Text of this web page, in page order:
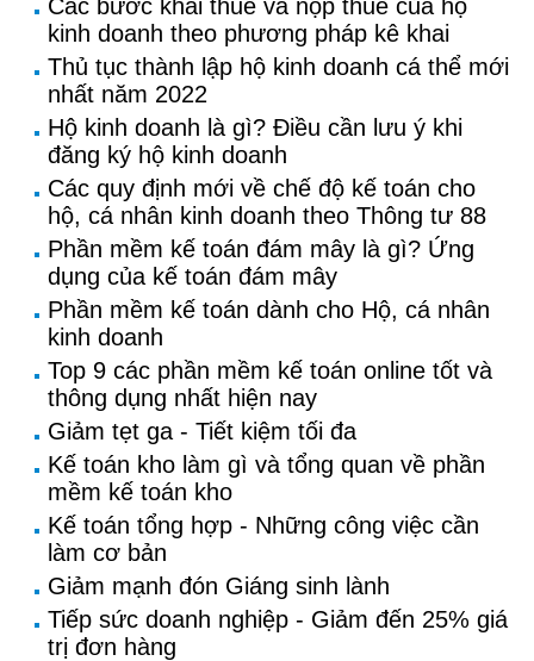
Các bước khai thuế và nộp thuế của hộ
kinh doanh theo phương pháp kê khai
Thủ tục thành lập hộ kinh doanh cá thể mới
nhất năm 2022
Hộ kinh doanh là gì? Điều cần lưu ý khi
đăng ký hộ kinh doanh
Các quy định mới về chế độ kế toán cho
hộ, cá nhân kinh doanh theo Thông tư 88
Phần mềm kế toán đám mây là gì? Ứng
dụng của kế toán đám mây
Phần mềm kế toán dành cho Hộ, cá nhân
kinh doanh
Top 9 các phần mềm kế toán online tốt và
thông dụng nhất hiện nay
Giảm tẹt ga - Tiết kiệm tối đa
Kế toán kho làm gì và tổng quan về phần
mềm kế toán kho
Kế toán tổng hợp - Những công việc cần
làm cơ bản
Giảm mạnh đón Giáng sinh lành
Tiếp sức doanh nghiệp - Giảm đến 25% giá
trị đơn hàng